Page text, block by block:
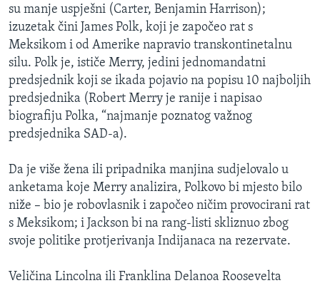
su manje uspješni (Carter, Benjamin Harrison);
izuzetak čini James Polk, koji je započeo rat s
Meksikom i od Amerike napravio transkontinetalnu
silu. Polk je, ističe Merry, jedini jednomandatni
predsjednik koji se ikada pojavio na popisu 10 najboljih
predsjednika (Robert Merry je ranije i napisao
biografiju Polka, “najmanje poznatog važnog
predsjednika SAD-a).
Da je više žena ili pripadnika manjina sudjelovalo u
anketama koje Merry analizira, Polkovo bi mjesto bilo
niže – bio je robovlasnik i započeo ničim provocirani rat
s Meksikom; i Jackson bi na rang-listi skliznuo zbog
svoje politike protjerivanja Indijanaca na rezervate.
Veličina Lincolna ili Franklina Delanoa Roosevelta